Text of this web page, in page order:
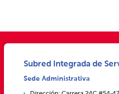
Subred Integrada de
Sede Administrativa